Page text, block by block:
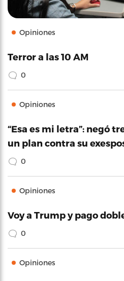
Opiniones
Terror a las 10 AM
0
Opiniones
“Esa es mi letra”: negó
un plan contra su
0
Opiniones
Voy a Trump y pago
0
Opiniones